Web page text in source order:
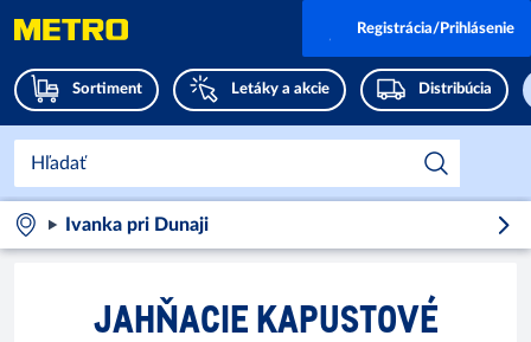
Sortiment Letáky a akcie Distribúcia
Registrácia/Prihlásenie
Ivanka pri Dunaji
JAHŇACIE KAPUSTOVÉ